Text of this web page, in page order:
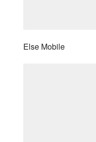
Else Mobile